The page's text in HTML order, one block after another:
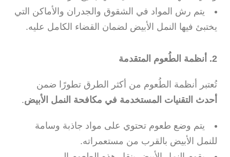
يتم رش المواد في الشقوق والجدران والأماكن التي
يختبئ فيها النمل الأبيض لضمان القضاء الكامل عليه.
2. أنظمة الطُعوم المتقدمة
تُعتبر أنظمة الطُعوم من أكثر الطرق تطورًا ضمن
أحدث التقنيات المستخدمة في مكافحة النمل الأبيض.
يتم وضع طعوم تحتوي على مواد جاذبة وسامة
للنمل الأبيض بالقرب من مستعمراته.